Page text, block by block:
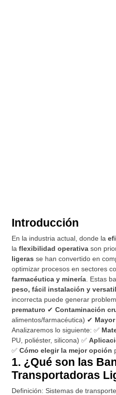
Introducción
En la industria actual, donde la
la flexibilidad operativa son
ligeras se han convertido en
optimizar procesos en sectores
farmacéutica y minería . Estas
peso, fácil instalación y
incorrecta puede generar
prematuro ✔ Contaminación
alimentos/farmacéutica) ✔
Analizaremos lo siguiente: ✅
PU, poliéster, silicona) ✅
✅ Cómo elegir la mejor opción
1. ¿Qué son las
Transportadoras
Definición: Sistemas de